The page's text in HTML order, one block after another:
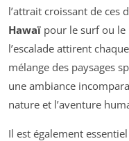
l’attrait croissant de ces
Hawaï pour le surf ou le
l’escalade attirent
mélange des paysages
une ambiance
nature et l’aventure
Il est également